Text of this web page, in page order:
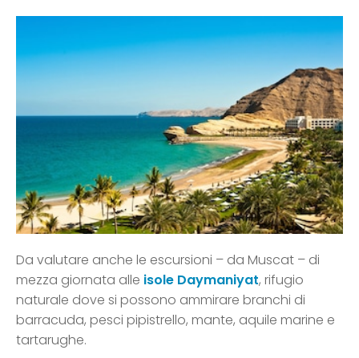
Da valutare anche le escursioni – da Muscat – di
mezza giornata alle isole Daymaniyat, rifugio
naturale dove si possono ammirare branchi di
barracuda, pesci pipistrello, mante, aquile marine e
tartarughe.